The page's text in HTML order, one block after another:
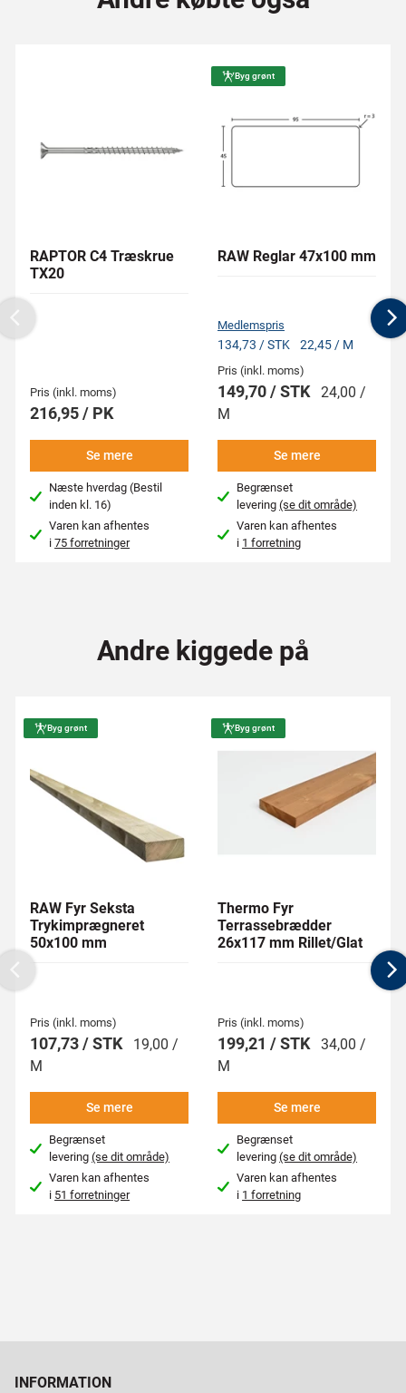
RAPTOR C4 Træskrue
TX20
Pris (inkl. moms)
216,95 / PK
Se mere
Næste hverdag (Bestil
inden kl. 16)
Varen kan afhentes
i75 forretninger
Byg grønt
RAW Reglar 47x100 mm
Medlemspris
134,73 / STK 22,45 / M
Pris (inkl. moms)
149,70 / STK 24,00 /
M
Se mere
Begrænset
levering(se dit område)
Varen kan afhentes
i 1 forretning
Previous
Andre kiggede på
Byg grønt
RAW Fyr Seksta
Trykimprægneret
50x100 mm
Pris (inkl. moms)
107,73 / STK
19,00 /
M
Se mere
Begrænset
levering(se dit område)
Varen kan afhentes
i 51 forretninger
Byg grønt
Thermo Fyr
Terrassebrædder
26x117 mm Rillet/Glat
Pris (inkl. moms)
199,21 / STK 34,00 /
M
Se mere
Begrænset
levering(se dit område)
Varen kan afhentes
i 1 forretning
Previous
INFORMATION